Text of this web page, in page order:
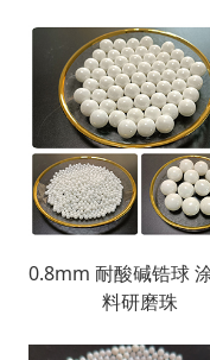
0.8mm 耐酸碱锆球
料研磨珠